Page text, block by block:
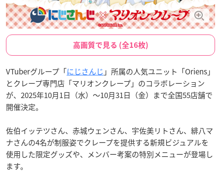
高画質で見る (全16枚)
VTuberグループ「にじさんじ 」所属の人気ユニット「Oriens」
とクレープ専門店「マリオンクレープ」のコラボレーション
が、2025年10月1日（水）〜10月31日（金）まで全国55店舗で
開催決定。
佐伯イッテツさん、赤城ウェンさん、宇佐美リトさん、緋八マ
ナさんの4名が制服姿でクレープを提供する新規ビジュアルを
使用した限定グッズや、メンバー考案の特別メニューが登場し
ます。